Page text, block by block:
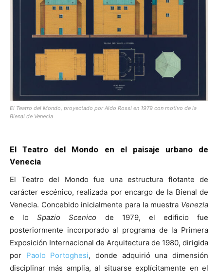
El Teatro del Mondo, proyectado por Aldo Rossi en 1979 con motivo de la
Bienal de Venecia
El Teatro del Mondo en el paisaje urbano de
Venecia
El Teatro del Mondo fue una estructura flotante de
carácter escénico, realizada por encargo de la Bienal de
Venecia. Concebido inicialmente para la muestra Venezia
e loSpazio Scenico de 1979, el edificio fue
posteriormente incorporado al programa de la Primera
Exposición Internacional de Arquitectura de 1980, dirigida
por Paolo Portoghesi, donde adquirió una dimensión
disciplinar más amplia, al situarse explícitamente en el